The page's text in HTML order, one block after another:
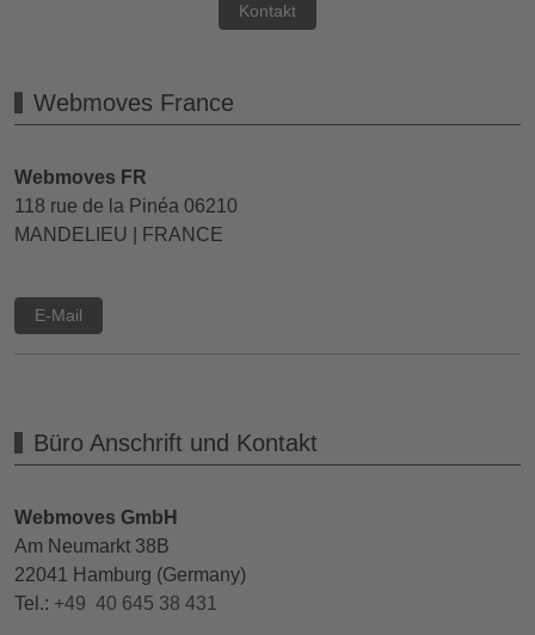
Kontakt
Webmoves France
Webmoves FR
118 rue de la Pinéa 06210
MANDELIEU | FRANCE
E-Mail
Büro Anschrift und Kontakt
Webmoves GmbH
Am Neumarkt 38B
22041 Hamburg (Germany)
Tel.: +49 40 645 38 431